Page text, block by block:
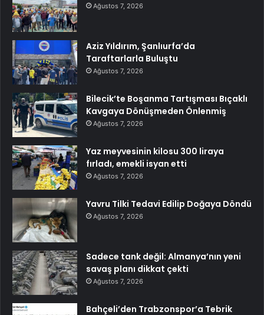
Ağustos 7, 2026
Aziz Yıldırım, Şanlıurfa’da
Taraftarlarla Buluştu
Ağustos 7, 2026
Bilecik’te Boşanma Tartışması Bıçaklı
Kavgaya Dönüşmeden Önlenmiş
Ağustos 7, 2026
Yaz meyvesinin kilosu 300 liraya
fırladı, emekli isyan etti
Ağustos 7, 2026
Yavru Tilki Tedavi Edilip Doğaya Döndü
Ağustos 7, 2026
Sadece tank değil: Almanya’nın yeni
savaş planı dikkat çekti
Ağustos 7, 2026
Bahçeli’den Trabzonspor’a Tebrik